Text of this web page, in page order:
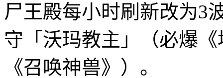
尸王殿每小时刷新改为3
守「沃玛教主」（必爆
《召唤神兽》）。